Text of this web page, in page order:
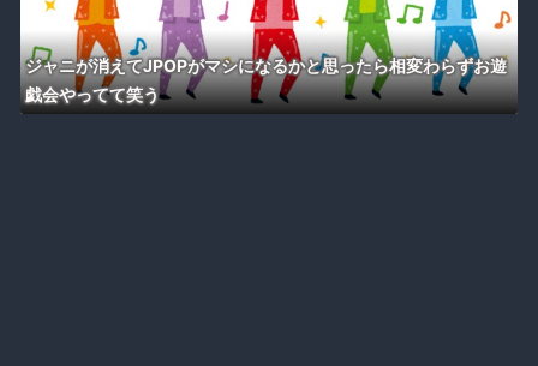
ジャニが消えてJPOPがマシになるかと思ったら相変わらずお遊
戯会やってて笑う